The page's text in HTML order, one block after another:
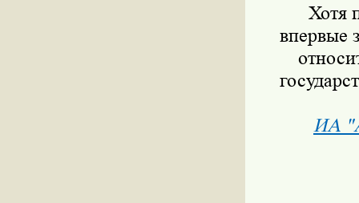
Хотя
впервые
ИА